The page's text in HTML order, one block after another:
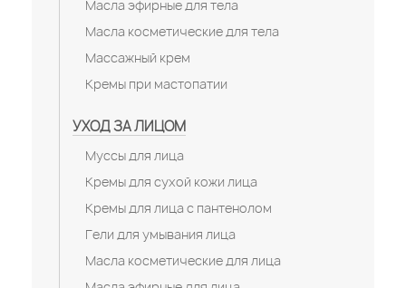
Масла эфирные для тела
Масла косметические для тела
Массажный крем
Кремы при мастопатии
УХОД ЗА ЛИЦОМ
Муссы для лица
Кремы для сухой кожи лица
Кремы для лица с пантенолом
Гели для умывания лица
Масла косметические для лица